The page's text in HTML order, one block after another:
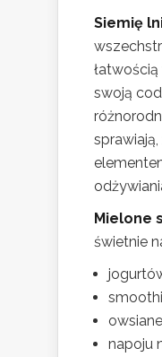
Siemię
swoją
Mielone
świetnie
napoju